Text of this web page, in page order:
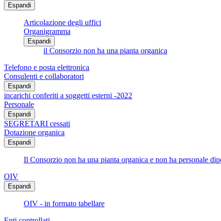
Espandi
Articolazione degli uffici
Organigramma
Espandi
il Consorzio non ha una pianta organica
Telefono e posta elettronica
Consulenti e collaboratori
Espandi
incarichi conferiti a soggetti esterni -2022
Personale
Espandi
SEGRETARI cessati
Dotazione organica
Espandi
Il Consorzio non ha una pianta organica e non ha personale
OIV
Espandi
OIV - in formato tabellare